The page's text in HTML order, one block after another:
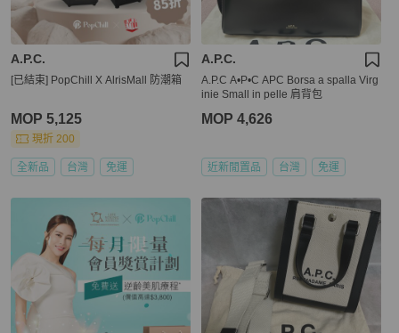
A.P.C.
[已結束] PopChill X AlrisMall 防潮箱
MOP 5,125
現折 200
全新品 台灣 免運
A.P.C.
A.P.C A•P•C APC Borsa a spalla Virg
inie Small in pelle 肩背包
MOP 4,626
近新閒置品 台灣 免運